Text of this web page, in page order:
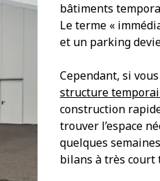
bâtiments
Le terme «
et un parking
Cependant, si
structure
construction
trouver l’espace
quelques
bilans à très court